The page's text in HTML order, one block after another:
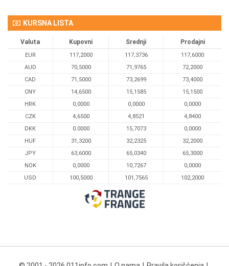
KURSNA LISTA
Valuta Kupovni Srednji Prodajni
EUR 117,2000 117,3736
117,6000
AUD
70,5000 71,9765
72,2000
CAD
71,5000 73,2699
73,4000
CNY
14,6500 15,1585
15,1500
HRK
0,0000 0,0000
0,0000
CZK
4,6500 4,8521
4,8400
DKK
0.0000 15,7073
0,0000
HUF
31,3200 32,2325
32,2000
JPY
63,6000 65,0340
65,3000
NOK
0,0000 10,7267
0,0000
USD
100,5000 101,7565 102,2000